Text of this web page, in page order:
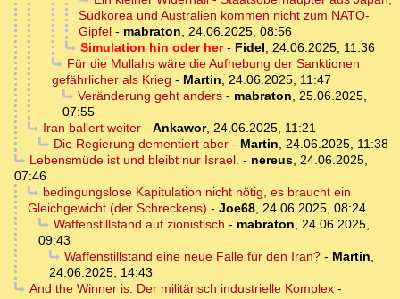
Südkorea und Australien kommen nicht zum NATO-
Gipfel - mabraton, 24.06.2025, 08:56
Simulation hin oder her- Fidel, 24.06.2025, 11:36
Für die Mullahs wäre die Aufhebung der Sanktionen
gefährlicher als Krieg - Martin, 24.06.2025, 11:47
Veränderung geht anders- mabraton, 25.06.2025,
07:55
Iran ballert weiter- Ankawor, 24.06.2025, 11:21
Die Regierung dementiert aber- Martin, 24.06.2025, 11:38
Lebensmüde ist und bleibt nur Israel. - nereus, 24.06.2025,
07:46
bedingungslose Kapitulation nicht nötig, es braucht ein
Gleichgewicht (der Schreckens) - Joe68, 24.06.2025, 08:24
Waffenstillstand auf zionistisch - mabraton, 24.06.2025,
09:43
Waffenstillstand eine neue Falle für den Iran?- Martin,
24.06.2025, 14:43
And the Winner is: Der militärisch industrielle Komplex-